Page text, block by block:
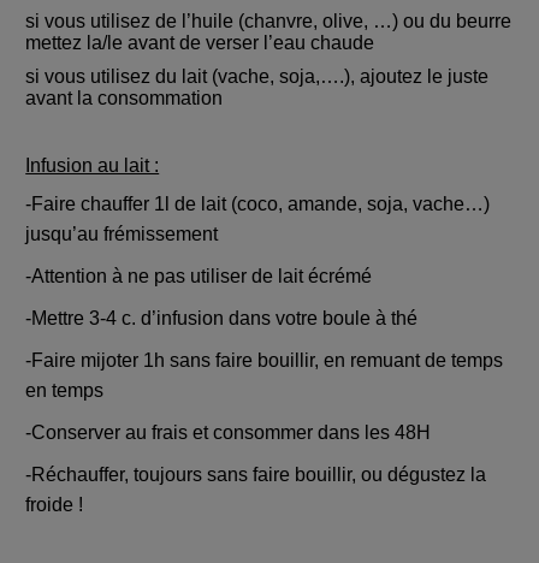
si vous utilisez de l’huile (chanvre, olive, …) ou du beurre
mettez la/le avant de verser l’eau chaude
si vous utilisez du lait (vache, soja,….), ajoutez le juste
avant la consommation
Infusion au lait :
-Faire chauffer 1l de lait (coco, amande, soja, vache…)
jusqu’au frémissement
-Attention à ne pas utiliser de lait écrémé
-Mettre 3-4 c. d’infusion dans votre boule à thé
-Faire mijoter 1h sans faire bouillir, en remuant de temps
en temps
-Conserver au frais et consommer dans les 48H
-Réchauffer, toujours sans faire bouillir, ou dégustez la
froide !